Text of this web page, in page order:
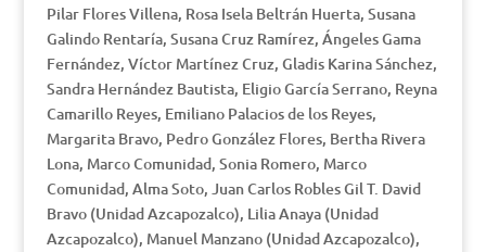
Pilar Flores Villena, Rosa Isela Beltrán Huerta, Susana
Galindo Rentaría, Susana Cruz Ramírez, Ángeles Gama
Fernández, Víctor Martínez Cruz, Gladis Karina Sánchez,
Sandra Hernández Bautista, Eligio García Serrano, Reyna
Camarillo Reyes, Emiliano Palacios de los Reyes,
Margarita Bravo, Pedro González Flores, Bertha Rivera
Lona, Marco Comunidad, Sonia Romero, Marco
Comunidad, Alma Soto, Juan Carlos Robles Gil T. David
Bravo (Unidad Azcapozalco), Lilia Anaya (Unidad
Azcapozalco), Manuel Manzano (Unidad Azcapozalco),